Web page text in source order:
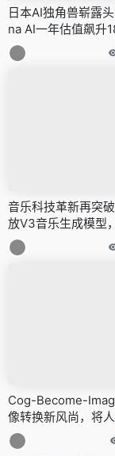
日本AI独角兽崭露
na AI一年估值飙升
音乐科技革新再突
放V3音乐生成模型
音乐新纪元
Cog-Become-
像转换新风尚，将
化为任意风格